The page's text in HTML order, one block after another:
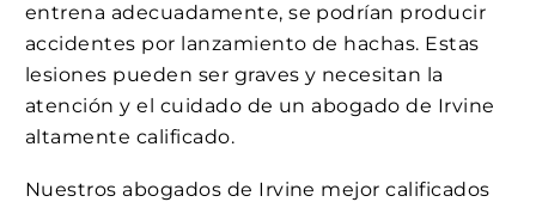
entrena adecuadamente, se podrían producir
accidentes por lanzamiento de hachas. Estas
lesiones pueden ser graves y necesitan la
atención y el cuidado de un abogado de Irvine
altamente calificado.
Nuestros abogados de Irvine mejor calificados